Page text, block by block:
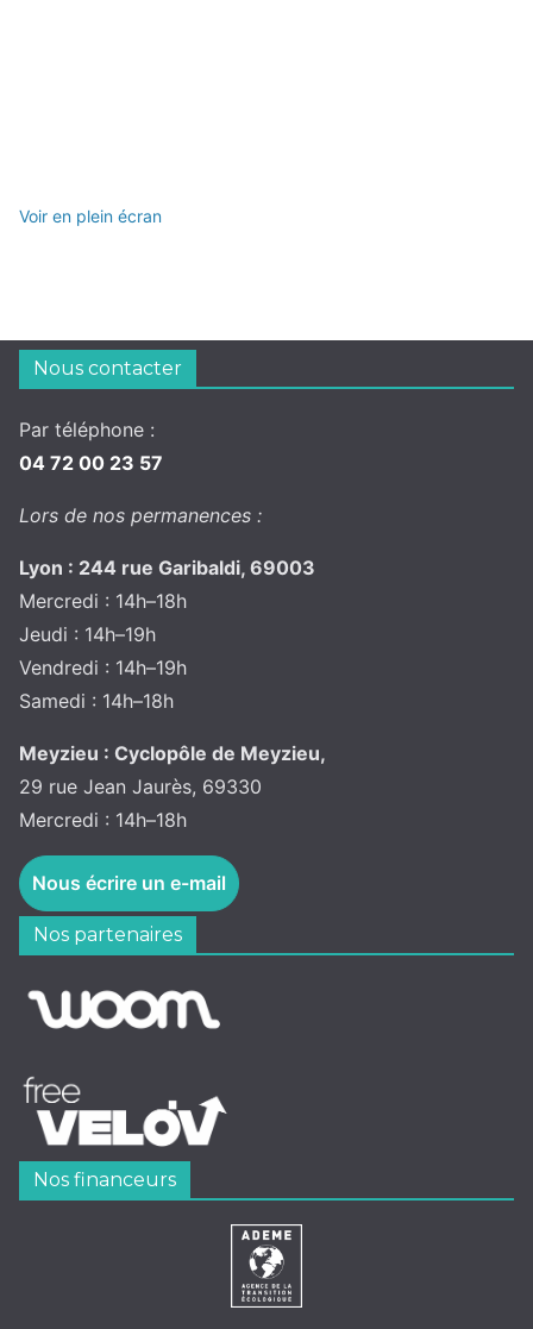
Voir en plein écran
Nous contacter
Par téléphone :
04 72 00 23 57
Lors de nos permanences :
Lyon : 244 rue Garibaldi, 69003
Mercredi : 14h–18h
Jeudi : 14h–19h
Vendredi : 14h–19h
Samedi : 14h–18h
Meyzieu : Cyclopôle de Meyzieu,
29 rue Jean Jaurès, 69330
Mercredi : 14h–18h
Nous écrire un e-mail
Nos partenaires
Nos financeurs